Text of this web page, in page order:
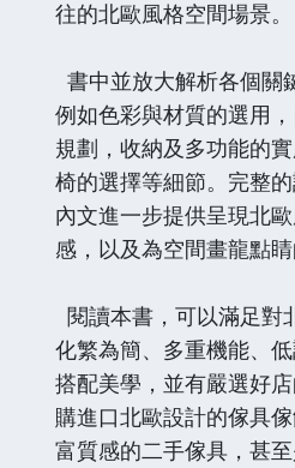
往的北歐風格空間場景。
書中並放大解析各個關
例如色彩與材質的選用
規劃，收納及多功能的
椅的選擇等細節。完整
內文進一步提供呈現北
感，以及為空間畫龍點睛
閱讀本書，可以滿足對
化繁為簡、多重機能、
搭配美學，並有嚴選好
購進口北歐設計的傢具
富質感的二手傢具，甚